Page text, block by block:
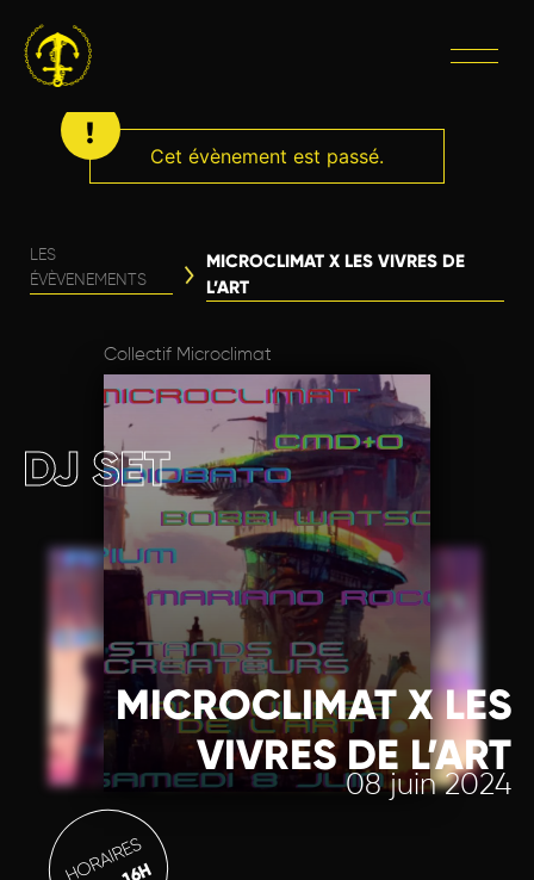
Cet évènement est passé.
LES
ÉVÈVENEMENTS
MICROCLIMAT X LES VIVRES DE
L’ART
Collectif Microclimat
MICROCLIMAT X LES
VIVRES DE L’ART
08 juin 2024
DJ SET
HORAIRES